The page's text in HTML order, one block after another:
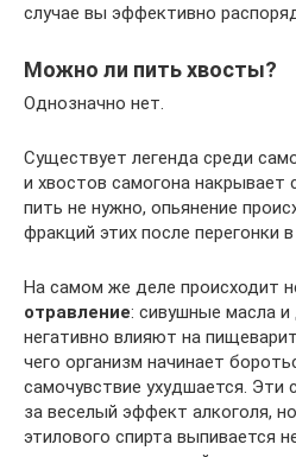
случае вы эффективно
Можно ли пить хвосты?
Однозначно нет.
Существует легенда среди
и хвостов самогона накрывает
пить не нужно, опьянение
фракций этих после перегонки
На самом же деле происходит
отравление: сивушные масла и
негативно влияют на
чего организм начинает
самочувствие ухудшается.
за веселый эффект алкоголя,
этилового спирта выпивается